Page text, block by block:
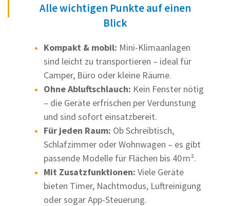
Alle wichtigen Punkte auf einen
Blick
Kompakt & mobil: Mini-Klimaanlagen
sind leicht zu transportieren – ideal für
Camper, Büro oder kleine Räume.
Ohne Abluftschlauch: Kein Fenster nötig
– die Geräte erfrischen per Verdunstung
und sind sofort einsatzbereit.
Für jeden Raum: Ob Schreibtisch,
Schlafzimmer oder Wohnwagen – es gibt
passende Modelle für Flächen bis 40 m².
Mit Zusatzfunktionen: Viele Geräte
bieten Timer, Nachtmodus, Luftreinigung
oder sogar App-Steuerung.